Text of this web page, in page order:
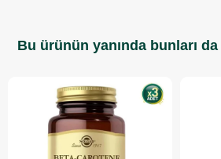
Bu ürünün yanında bunları